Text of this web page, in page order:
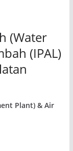
(Water
(IPAL)
Plant) & Air